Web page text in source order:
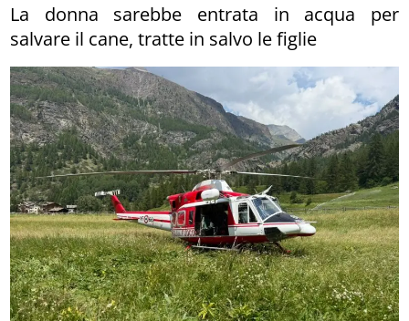
La donna sarebbe entrata in acqua per
salvare il cane, tratte in salvo le figlie